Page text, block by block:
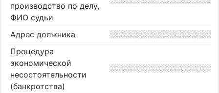
производство по делу,
ФИО судьи
Адрес должника
Процедура
экономической
несостоятельности
(банкротства)